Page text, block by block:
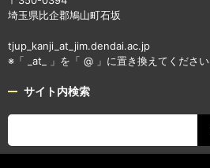
埼玉県比企郡鳩山町石坂
tjup_kanji_at_jim.dendai.ac.jp
※「 _at_ 」を「 @ 」に置き換えてください
サイト内検索